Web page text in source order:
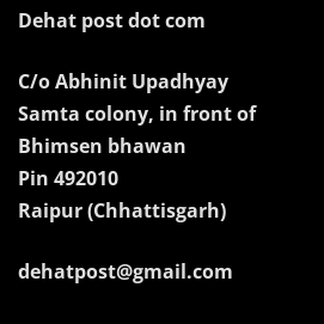
Dehat post dot com
C/o Abhinit Upadhyay
Samta colony, in front of
Bhimsen bhawan
Pin 492010
Raipur (Chhattisgarh)
dehatpost@gmail.com